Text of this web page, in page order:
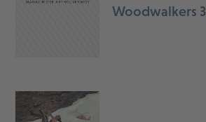
Woodwalkers 3